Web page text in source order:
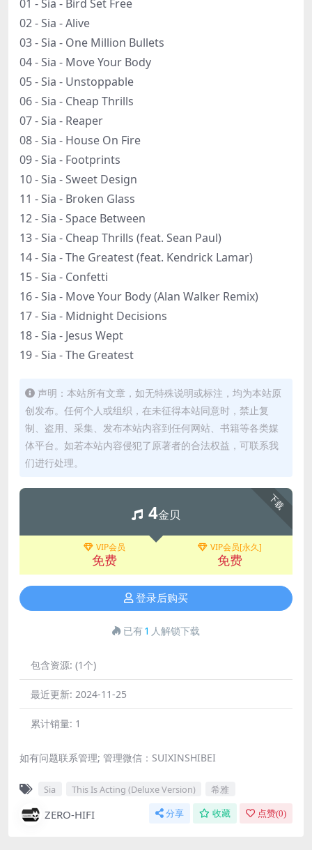
01 - Sia - Bird Set Free
02 - Sia - Alive
03 - Sia - One Million Bullets
04 - Sia - Move Your Body
05 - Sia - Unstoppable
06 - Sia - Cheap Thrills
07 - Sia - Reaper
08 - Sia - House On Fire
09 - Sia - Footprints
10 - Sia - Sweet Design
11 - Sia - Broken Glass
12 - Sia - Space Between
13 - Sia - Cheap Thrills (feat. Sean Paul)
14 - Sia - The Greatest (feat. Kendrick Lamar)
15 - Sia - Confetti
16 - Sia - Move Your Body (Alan Walker Remix)
17 - Sia - Midnight Decisions
18 - Sia - Jesus Wept
19 - Sia - The Greatest
声明：本站所有文章，如无特殊说明或标注，均为本站原
创发布。任何个人或组织，在未征得本站同意时，禁止复
制、盗用、采集、发布本站内容到任何网站、书籍等各类媒
体平台。如若本站内容侵犯了原著者的合法权益，可联系我
们进行处理。
下载
4金贝
VIP会员
免费
VIP会员[永久]
免费
登录后购买
已有1 人解锁下载
包含资源: (1个)
最近更新: 2024-11-25
累计销量: 1
如有问题联系管理; 管理微信：SUIXINSHIBEI
Sia This Is Acting (Deluxe Version) 希雅
ZERO-HIFI 分享 收藏 点赞(0)